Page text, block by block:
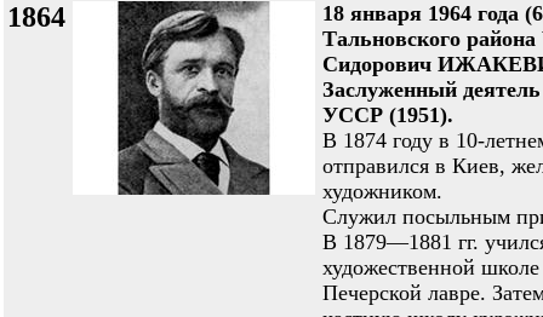
1864
18 января 1964 года
Тальновского
Сидорович
Заслуженный
УССР (1951).
В 1874 году в 10-
отправился в Киев,
художником.
Служил посыльным
В 1879—1881 гг.
художественной
Печерской лавре.